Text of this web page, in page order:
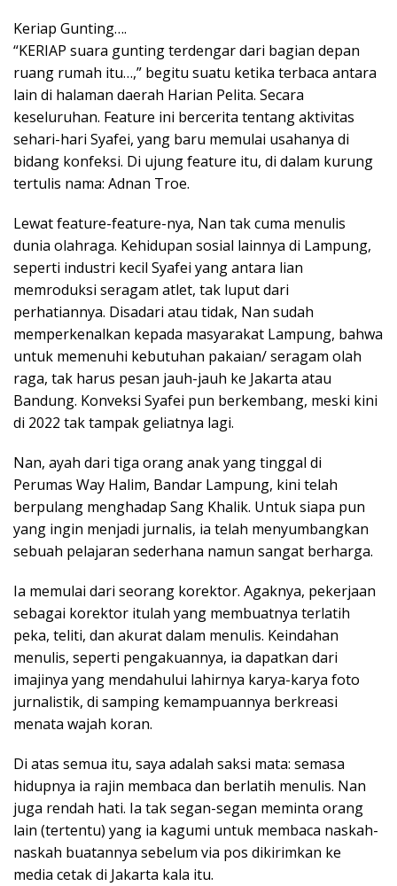
Keriap Gunting….
“KERIAP suara gunting terdengar dari bagian depan
ruang rumah itu…,” begitu suatu ketika terbaca antara
lain di halaman daerah Harian Pelita. Secara
keseluruhan. Feature ini bercerita tentang aktivitas
sehari-hari Syafei, yang baru memulai usahanya di
bidang konfeksi. Di ujung feature itu, di dalam kurung
tertulis nama: Adnan Troe.
Lewat feature-feature-nya, Nan tak cuma menulis
dunia olahraga. Kehidupan sosial lainnya di Lampung,
seperti industri kecil Syafei yang antara lian
memroduksi seragam atlet, tak luput dari
perhatiannya. Disadari atau tidak, Nan sudah
memperkenalkan kepada masyarakat Lampung, bahwa
untuk memenuhi kebutuhan pakaian/ seragam olah
raga, tak harus pesan jauh-jauh ke Jakarta atau
Bandung. Konveksi Syafei pun berkembang, meski kini
di 2022 tak tampak geliatnya lagi.
Nan, ayah dari tiga orang anak yang tinggal di
Perumas Way Halim, Bandar Lampung, kini telah
berpulang menghadap Sang Khalik. Untuk siapa pun
yang ingin menjadi jurnalis, ia telah menyumbangkan
sebuah pelajaran sederhana namun sangat berharga.
Ia memulai dari seorang korektor. Agaknya, pekerjaan
sebagai korektor itulah yang membuatnya terlatih
peka, teliti, dan akurat dalam menulis. Keindahan
menulis, seperti pengakuannya, ia dapatkan dari
imajinya yang mendahului lahirnya karya-karya foto
jurnalistik, di samping kemampuannya berkreasi
menata wajah koran.
Di atas semua itu, saya adalah saksi mata: semasa
hidupnya ia rajin membaca dan berlatih menulis. Nan
juga rendah hati. Ia tak segan-segan meminta orang
lain (tertentu) yang ia kagumi untuk membaca naskah-
naskah buatannya sebelum via pos dikirimkan ke
media cetak di Jakarta kala itu.